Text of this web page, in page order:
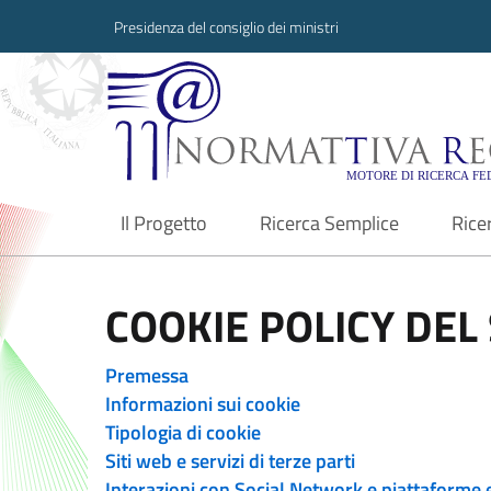
Presidenza del consiglio dei ministri
Normattiva
Il Progetto
current Ricerca Semplice
COOKIE POLICY
Premessa
Informazioni sui cookie
Tipologia di cookie
Siti web e servizi di terze parti